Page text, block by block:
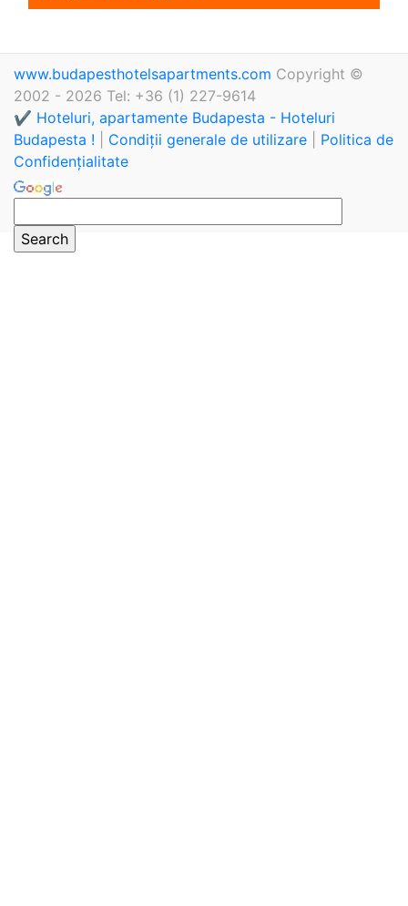
www.budapesthotelsapartments.com Copyright ©
2002 - 2026 Tel: +36 (1) 227-9614
✔️ Hoteluri, apartamente Budapesta - Hoteluri
Budapesta !
Condiții generale de utilizare
Politica de
Confidențialitate